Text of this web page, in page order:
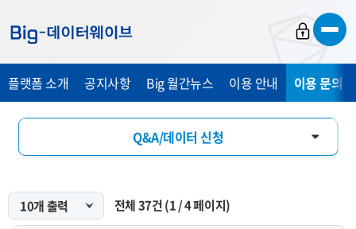
가
기
가
기
가
기
플랫폼 소개 공지사항 Big 월간뉴스 이용 안내 이용 문의
Q&A/데이터 신청
개선 요청
전체37건(1/4페이지)